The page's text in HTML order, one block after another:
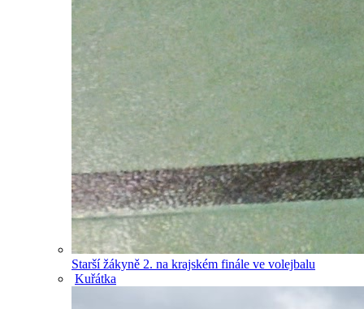
Starší žákyně 2. na krajském finále ve volejbalu
Kuřátka